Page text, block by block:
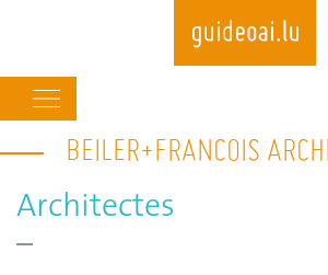
Skip
to
navigation
BEILER+FRANCOIS
Architectes